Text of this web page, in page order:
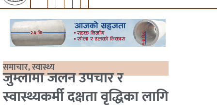
समाचार,स्वास्थ्य
जुम्लामा जलन उपचार र
स्वास्थ्यकर्मी दक्षता वृद्धिका लागि